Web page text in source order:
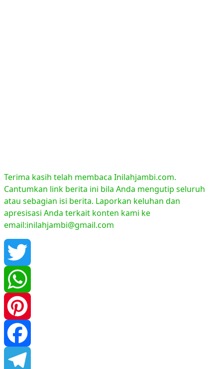
Terima kasih telah membaca Inilahjambi.com.
Cantumkan link berita ini bila Anda mengutip seluruh
atau sebagian isi berita. Laporkan keluhan dan
apresisasi Anda terkait konten kami ke
email:inilahjambi@gmail.com
Twitter
WhatsApp
Pinterest
Facebook